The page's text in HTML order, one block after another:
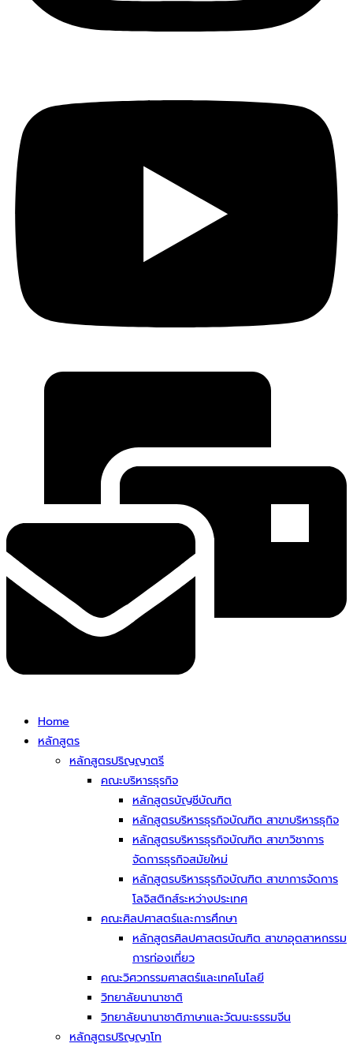
Home
หลักสูตร
หลักสูตรปริญญาตรี
คณะบริหารธุรกิจ
หลักสูตรบัญชีบัณฑิต
หลักสูตรบริหารธุรกิจบัณฑิต สาขาบริหารธุกิจ
หลักสูตรบริหารธุรกิจบัณฑิต สาขาวิชาการ
จัดการธุรกิจสมัยใหม่
หลักสูตรบริหารธุรกิจบัณฑิต สาขาการจัดการ
โลจิสติกส์ระหว่างประเทศ
คณะศิลปศาสตร์และการศึกษา
หลักสูตรศิลปศาสตรบัณฑิต สาขาอุตสาหกรรม
การท่องเที่ยว
คณะวิศวกรรมศาสตร์และเทคโนโลยี
วิทยาลัยนานาชาติ
วิทยาลัยนานาชาติภาษาและวัฒนะธรรมจีน
หลักสูตรปริญญาโท